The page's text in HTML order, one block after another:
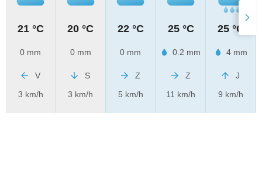
21 °C
0 mm
V
3 km/h
20 °C
0 mm
S
3 km/h
22 °C
0 mm
Z
5 km/h
25 °C
0.2 mm
Z
11 km/h
25 °C
4 mm
J
9 km/h